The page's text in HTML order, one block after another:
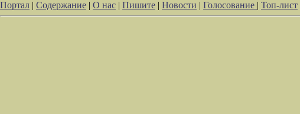
Портал | Содержание | О нас | Пишите | Новости | Голосование | Топ-лист